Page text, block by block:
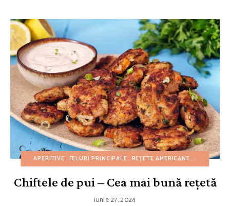
APERITIVE FELURI PRINCIPALE REȚETE AMERICANE REȚETE
Chiftele de pui – Cea mai bună rețetă
iunie 27, 2024